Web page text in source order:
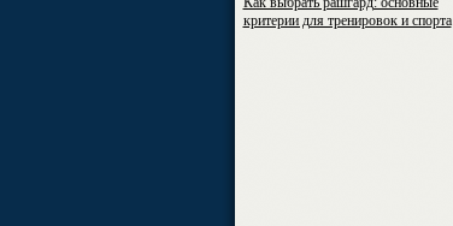
критерии для тренировок и спорта